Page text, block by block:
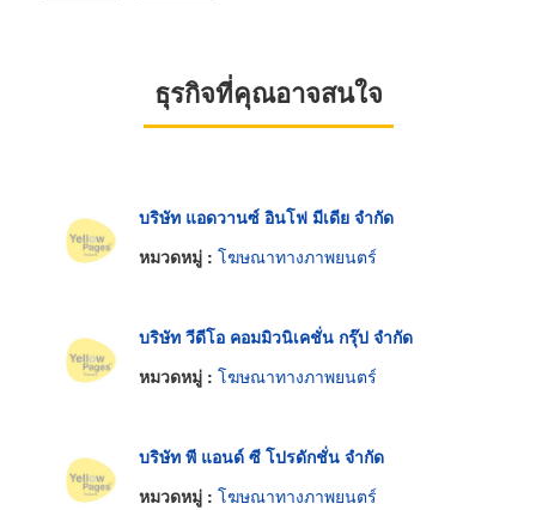
ธุรกิจที่คุณอาจสนใจ
บริษัท แอดวานซ์ อินโฟ มีเดีย จำกัด
หมวดหมู่ : โฆษณาทางภาพยนตร์
บริษัท วีดีโอ คอมมิวนิเคชั่น กรุ๊ป จำกัด
หมวดหมู่ : โฆษณาทางภาพยนตร์
บริษัท พี แอนด์ ซี โปรดักชั่น จำกัด
หมวดหมู่ : โฆษณาทางภาพยนตร์